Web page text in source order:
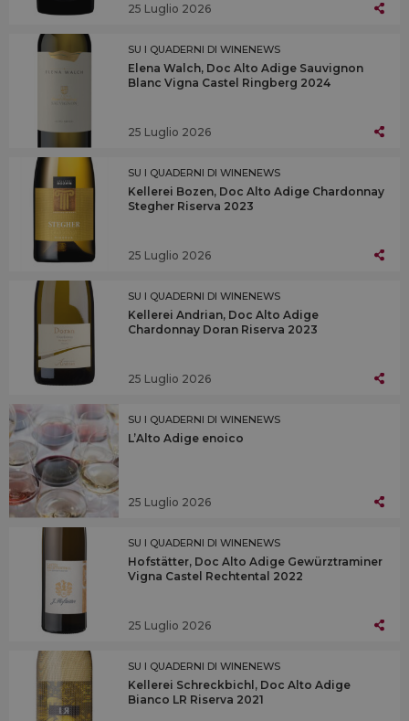
25 Luglio 2026
SU I QUADERNI DI WINENEWS
Elena Walch, Doc Alto Adige Sauvignon
Blanc Vigna Castel Ringberg 2024
25 Luglio 2026
SU I QUADERNI DI WINENEWS
Kellerei Bozen, Doc Alto Adige Chardonnay
Stegher Riserva 2023
25 Luglio 2026
SU I QUADERNI DI WINENEWS
Kellerei Andrian, Doc Alto Adige
Chardonnay Doran Riserva 2023
25 Luglio 2026
SU I QUADERNI DI WINENEWS
L’Alto Adige enoico
25 Luglio 2026
SU I QUADERNI DI WINENEWS
Hofstätter, Doc Alto Adige Gewürztraminer
Vigna Castel Rechtental 2022
25 Luglio 2026
SU I QUADERNI DI WINENEWS
Kellerei Schreckbichl, Doc Alto Adige
Bianco LR Riserva 2021